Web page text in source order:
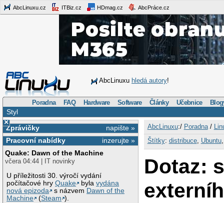
AbcLinuxu.cz ITBiz.cz HDmag.cz AbcPráce.cz
AbcLinuxu hledá autory!
Poradna FAQ Hardware Software Články Učebnice
Styl
×
napište »
Zprávičky
inzerujte »
Pracovní nabídky
Quake: Dawn of the Machine
včera 04:44 | IT novinky
U příležitosti 30. výročí vydání
počítačové hryQuake bylavydána
nová epizoda
s názvem Dawn of the
Machine
(Steam ).
AbcLinuxu:/ Poradna/
Štítky: distribuce, Ubuntu
Dotaz: